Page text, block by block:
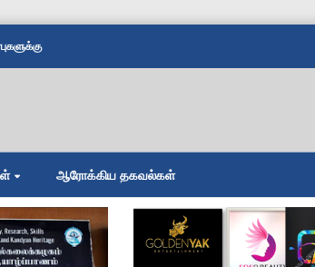
ஆரோக்கிய தகவல்கள்